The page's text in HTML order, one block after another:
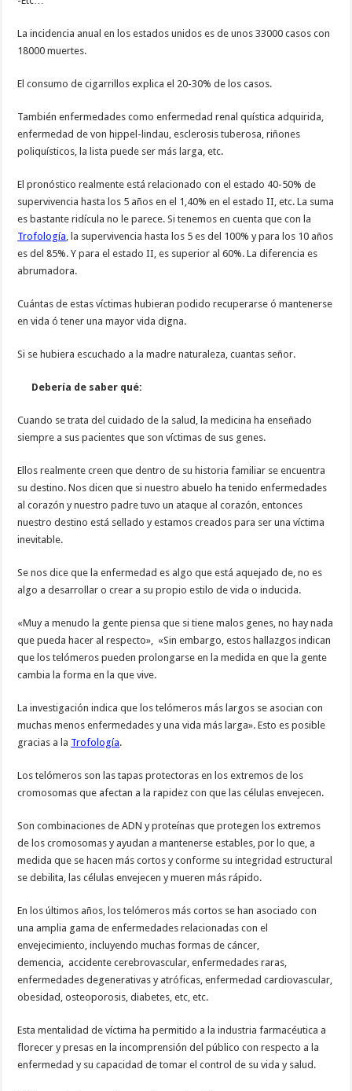
La incidencia anual en los estados unidos es de unos 33000 casos con
18000 muertes.
El consumo de cigarrillos explica el 20-30% de los casos.
También enfermedades como enfermedad renal quística adquirida,
enfermedad de von hippel-lindau, esclerosis tuberosa, riñones
poliquísticos, la lista puede ser más larga, etc.
El pronóstico realmente está relacionado con el estado 40-50% de
supervivencia hasta los 5 años en el 1,40% en el estado II, etc. La suma
es bastante ridícula no le parece. Si tenemos en cuenta que con la
Trofología, la supervivencia hasta los 5 es del 100% y para los 10 años
es del 85%. Y para el estado II, es superior al 60%. La diferencia es
abrumadora.
Cuántas de estas víctimas hubieran podido recuperarse ó mantenerse
en vida ó tener una mayor vida digna.
Si se hubiera escuchado a la madre naturaleza, cuantas señor.
Debería de saber qué:
Cuando se trata del cuidado de la salud, la medicina ha enseñado
siempre a sus pacientes que son víctimas de sus genes.
Ellos realmente creen que dentro de su historia familiar se encuentra
su destino. Nos dicen que si nuestro abuelo ha tenido enfermedades
al corazón y nuestro padre tuvo un ataque al corazón, entonces
nuestro destino está sellado y estamos creados para ser una víctima
inevitable.
Se nos dice que la enfermedad es algo que está aquejado de, no es
algo a desarrollar o crear a su propio estilo de vida o inducida.
«Muy a menudo la gente piensa que si tiene malos genes, no hay nada
que pueda hacer al respecto», «Sin embargo, estos hallazgos indican
que los telómeros pueden prolongarse en la medida en que la gente
cambia la forma en la que vive.
La investigación indica que los telómeros más largos se asocian con
muchas menos enfermedades y una vida más larga». Esto es posible
gracias a la Trofología.
Los telómeros son las tapas protectoras en los extremos de los
cromosomas que afectan a la rapidez con que las células envejecen.
Son combinaciones de ADN y proteínas que protegen los extremos
de los cromosomas y ayudan a mantenerse estables, por lo que, a
medida que se hacen más cortos y conforme su integridad estructural
se debilita, las células envejecen y mueren más rápido.
En los últimos años, los telómeros más cortos se han asociado con
una amplia gama de enfermedades relacionadas con el
envejecimiento, incluyendo muchas formas de cáncer,
demencia, accidente cerebrovascular, enfermedades raras,
enfermedades degenerativas y atróficas, enfermedad cardiovascular,
obesidad, osteoporosis, diabetes, etc, etc.
Esta mentalidad de víctima ha permitido a la industria farmacéutica a
florecer y presas en la incomprensión del público con respecto a la
enfermedad y su capacidad de tomar el control de su vida y salud.